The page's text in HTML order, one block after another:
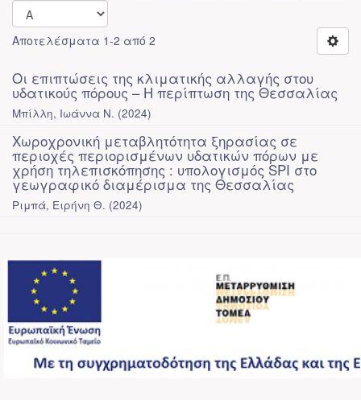
Αποτελέσματα 1-2 από 2
Οι επιπτώσεις της κλιματικής αλλαγής στου
υδατικούς πόρους – Η περίπτωση της Θεσσαλίας
Μπίλλη, Ιωάννα Ν. (2024)
Χωροχρονική μεταβλητότητα ξηρασίας σε
περιοχές περιορισμένων υδατικών πόρων με
χρήση τηλεπισκόπησης : υπολογισμός SPI στο
γεωγραφικό διαμέρισμα της Θεσσαλίας
Ριμπά, Ειρήνη Θ. (2024)